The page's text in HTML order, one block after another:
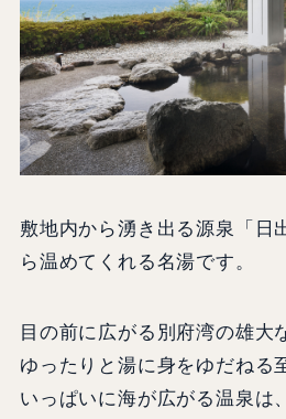
敷地内から湧き出る源泉「日
ら温めてくれる名湯です。
目の前に広がる別府湾の雄大
ゆったりと湯に身をゆだねる
いっぱいに海が広がる温泉は